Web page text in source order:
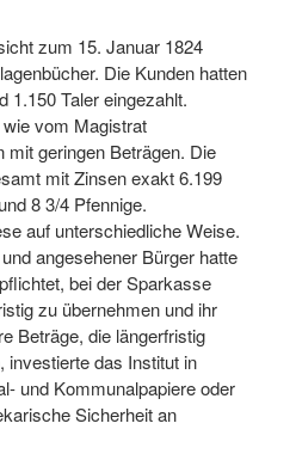
zum 15. Januar 1824
Die Kunden hatten
1.150 Taler eingezahlt.
vom Magistrat
mit geringen Beträgen. Die
mit Zinsen exakt 6.199
8 3/4 Pfennige.
auf unterschiedliche Weise.
angesehener Bürger hatte
bei der Sparkasse
zu übernehmen und ihr
Beträge, die längerfristig
investierte das Institut in
und Kommunalpapiere oder
Sicherheit an